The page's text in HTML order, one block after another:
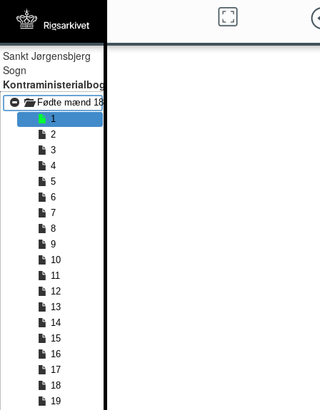
Sankt Jørgensbjerg
Sogn
Kontraministerialbog
Fødte mænd 1867 - Fødte mænd 1879
1
2
3
4
5
6
7
8
9
10
11
12
13
14
15
16
17
18
19